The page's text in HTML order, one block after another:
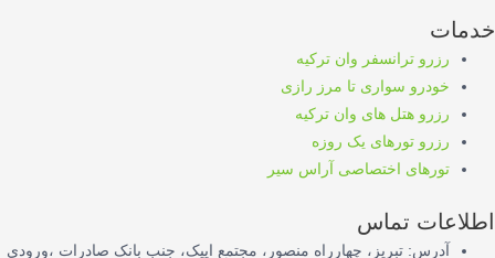
خدمات
رزرو ترانسفر وان ترکیه
خودرو سواری تا مرز رازی
رزرو هتل های وان ترکیه
رزرو تورهای یک روزه
تورهای اختصاصی آراس سیر
اطلاعات تماس
آدرس: تبریز، چهارراه منصور، مجتمع ایپک، جنب بانک صادرات ،ورودی